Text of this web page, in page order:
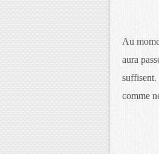
Au
aura
suffisent.
comme